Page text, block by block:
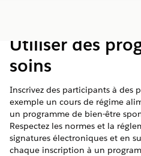
Utiliser des
soins
Inscrivez des participants à des
exemple un cours de régime
un programme de bien-être
Respectez les normes et la
signatures électroniques et en
chaque inscription à un